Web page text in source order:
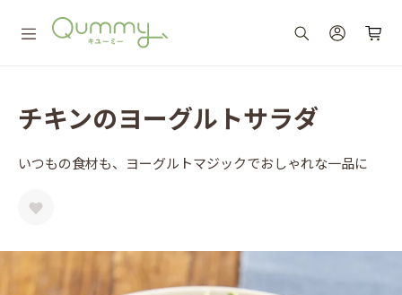
チキンのヨーグルトサラダ
いつもの食材も、ヨーグルトマジックでおしゃれな一品に